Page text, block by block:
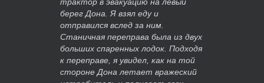
трактор в эвакуацию на левый
берег Дона. Я взял еду и
отправился вслед за ним.
Станичная переправа была из двух
больших спаренных лодок. Подходя
к переправе, я увидел, как на той
стороне Дона летает вражеский